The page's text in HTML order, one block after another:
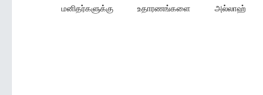
அல்லாஹ்
உதாரணங்களை
மனிதர்களுக்கு